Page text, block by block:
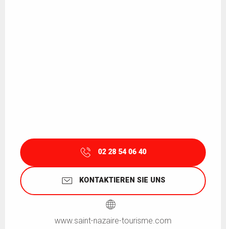
02 28 54 06 40
KONTAKTIEREN SIE UNS
www.saint-nazaire-tourisme.com